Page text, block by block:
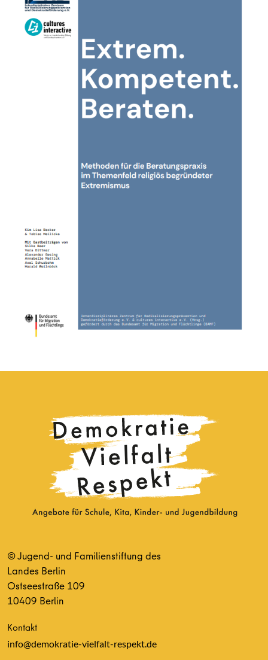
© Jugend- und Familienstiftung des
Landes Berlin
Ostseestraße 109
10409 Berlin
Kontakt
info@demokratie-vielfalt-respekt.de